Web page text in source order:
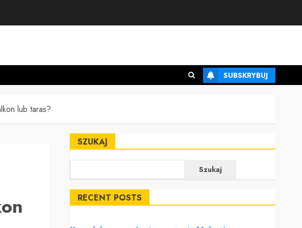
SUBSKRYBUJ
lub taras?
SZUKAJ
Szukaj
RECENT POSTS